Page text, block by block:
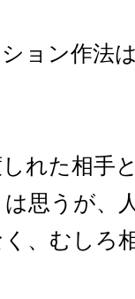
ョン作法
れた相手
思うが、
、むしろ